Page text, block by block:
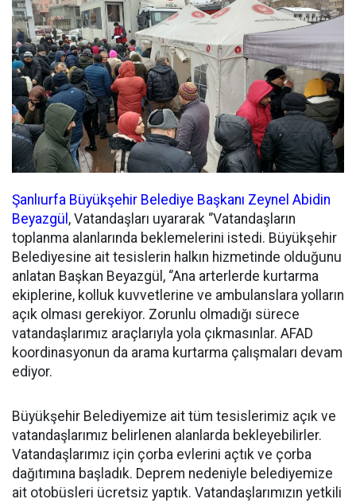
Şanlıurfa Büyükşehir Belediye Başkanı Zeynel Abidin
Beyazgül , Vatandaşları uyararak ‘’Vatandaşların
toplanma alanlarında beklemelerini istedi. Büyükşehir
Belediyesine ait tesislerin halkın hizmetinde olduğunu
anlatan Başkan Beyazgül, ‘’Ana arterlerde kurtarma
ekiplerine, kolluk kuvvetlerine ve ambulanslara yolların
açık olması gerekiyor. Zorunlu olmadığı sürece
vatandaşlarımız araçlarıyla yola çıkmasınlar. AFAD
koordinasyonun da arama kurtarma çalışmaları devam
ediyor.
Büyükşehir Belediyemize ait tüm tesislerimiz açık ve
vatandaşlarımız belirlenen alanlarda bekleyebilirler.
Vatandaşlarımız için çorba evlerini açtık ve çorba
dağıtımına başladık. Deprem nedeniyle belediyemize
ait otobüsleri ücretsiz yaptık. Vatandaşlarımızın yetkili